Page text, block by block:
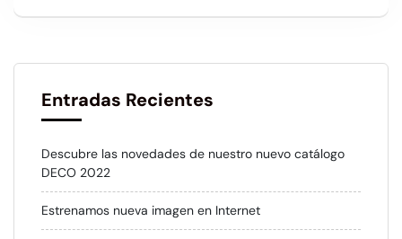
Entradas Recientes
Descubre las novedades de nuestro nuevo catálogo
DECO 2022
Estrenamos nueva imagen en Internet